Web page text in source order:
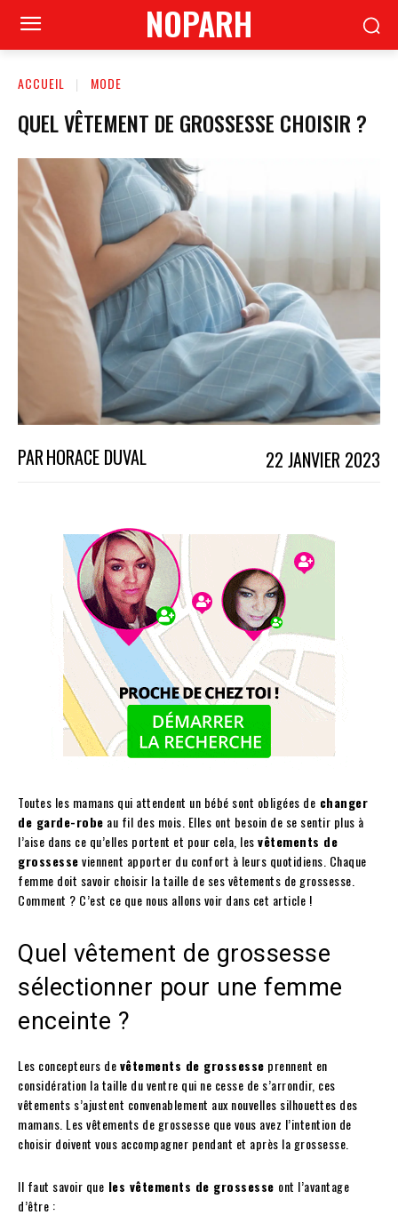
NOPARH
ACCUEIL MODE
QUEL VÊTEMENT DE GROSSESSE CHOISIR ?
PARHORACE DUVAL 22 JANVIER 2023
Toutes les mamans qui attendent un bébé sont obligées de changer
de garde-robe au fil des mois. Elles ont besoin de se sentir plus à
l’aise dans ce qu’elles portent et pour cela, lesvêtements de
grossesseviennent apporter du confort à leurs quotidiens. Chaque
femme doit savoir choisir la taille de ses vêtements de grossesse.
Comment ? C’est ce que nous allons voir dans cet article !
Quel vêtement de grossesse
sélectionner pour une femme
enceinte ?
Les concepteurs devêtements de grossesse prennent en
considération la taille du ventre qui ne cesse de s’arrondir, ces
vêtements s’ajustent convenablement aux nouvelles silhouettes des
mamans. Les vêtements de grossesse que vous avez l’intention de
choisir doivent vous accompagner pendant et après la grossesse.
Il faut savoir que les vêtements de grossesse ont l’avantage
d’être :